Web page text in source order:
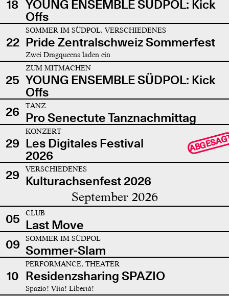
18 YOUNG ENSEMBLE SÜDPOL: Kick
Offs
22
SOMMER IM SÜDPOL, VERSCHIEDENES
Pride Zentralschweiz Sommerfest
Zwei Dragqueens laden ein
25
ZUM MITMACHEN
YOUNG ENSEMBLE SÜDPOL: Kick
Offs
26
TANZ
Pro Senectute Tanznachmittag
29
KONZERT
Les Digitales Festival
2026
29 VERSCHIEDENES
Kulturachsenfest 2026
September 2026
05 CLUB
Last Move
09
SOMMER IM SÜDPOL
Sommer-Slam
10
PERFORMANCE, THEATER
Residenzsharing SPAZIO
Spazio! Vita! Libertà!